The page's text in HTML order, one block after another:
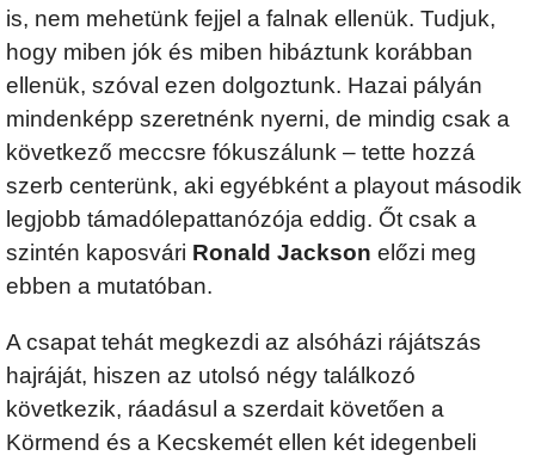
is, nem mehetünk fejjel a falnak ellenük. Tudjuk,
hogy miben jók és miben hibáztunk korábban
ellenük, szóval ezen dolgoztunk. Hazai pályán
mindenképp szeretnénk nyerni, de mindig csak a
következő meccsre fókuszálunk – tette hozzá
szerb centerünk, aki egyébként a playout második
legjobb támadólepattanózója eddig. Őt csak a
szintén kaposvári Ronald Jackson előzi meg
ebben a mutatóban.
A csapat tehát megkezdi az alsóházi rájátszás
hajráját, hiszen az utolsó négy találkozó
következik, ráadásul a szerdait követően a
Körmend és a Kecskemét ellen két idegenbeli